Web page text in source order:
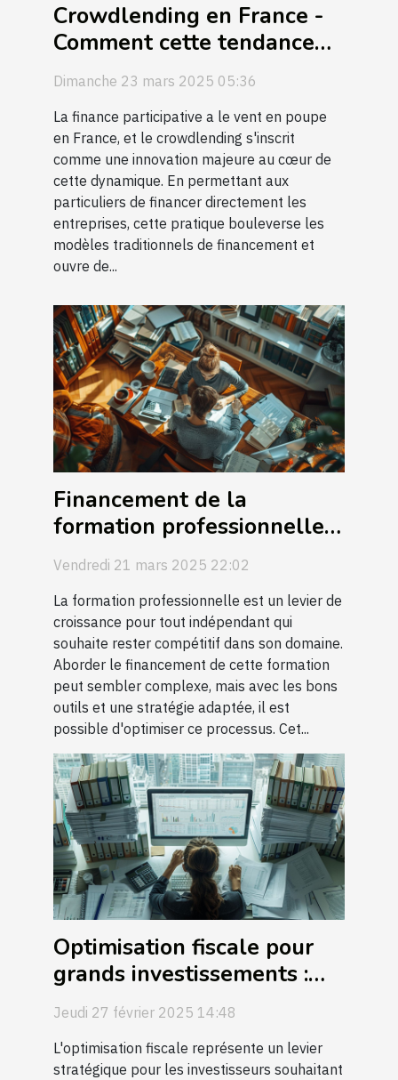
Crowdlending en France -
Comment cette tendance
de prêt participatif
révolutionne le
financement des
entreprises
Dimanche 23 mars 2025 05:36
La finance participative a le vent en poupe
en France, et le crowdlending s'inscrit
comme une innovation majeure au cœur de
cette dynamique. En permettant aux
particuliers de financer directement les
entreprises, cette pratique bouleverse les
modèles traditionnels de financement et
ouvre de...
Financement de la
formation professionnelle
pour indépendants
comment s'y prendre
efficacement
Vendredi 21 mars 2025 22:02
La formation professionnelle est un levier de
croissance pour tout indépendant qui
souhaite rester compétitif dans son domaine.
Aborder le financement de cette formation
peut sembler complexe, mais avec les bons
outils et une stratégie adaptée, il est
possible d'optimiser ce processus. Cet...
Optimisation fiscale pour
grands investissements :
guide pratique
Jeudi 27 février 2025 14:48
L'optimisation fiscale représente un levier
stratégique pour les investisseurs souhaitant